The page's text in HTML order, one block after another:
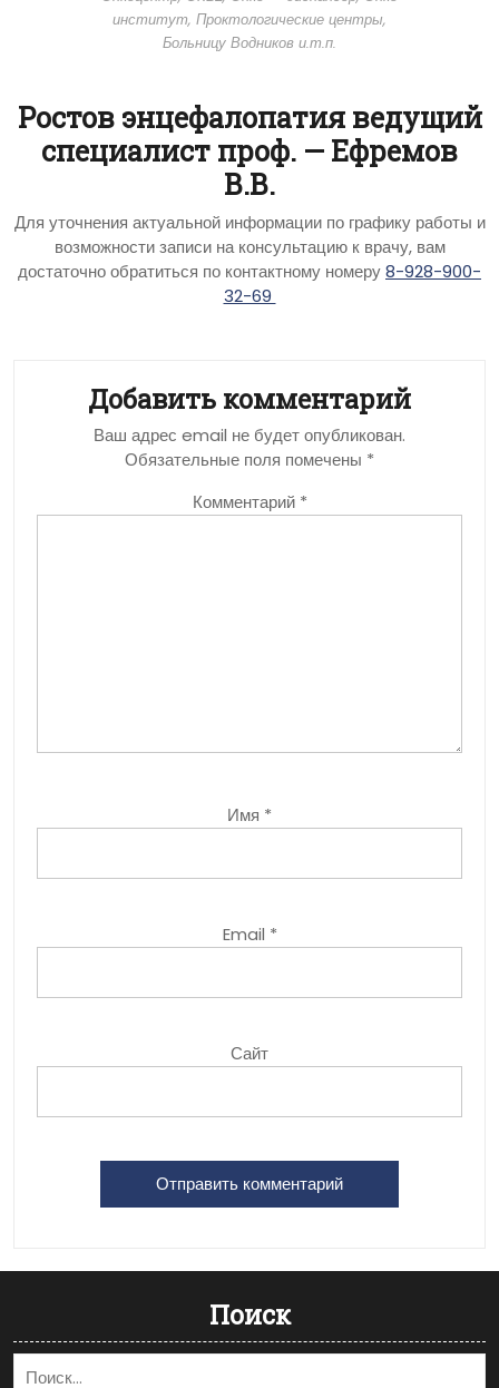
институт, Проктологические центры,
Больницу Водников и.т.п.
Ростов энцефалопатия ведущий
специалист проф. — Ефремов
В.В.
Для уточнения актуальной информации по графику работы и
возможности записи на консультацию к врачу, вам
достаточно обратиться по контактному номеру8-928-900-
32-69
Добавить комментарий
Ваш адрес email не будет опубликован.
Обязательные поля помечены *
Комментарий *
Имя *
Email *
Сайт
Поиск